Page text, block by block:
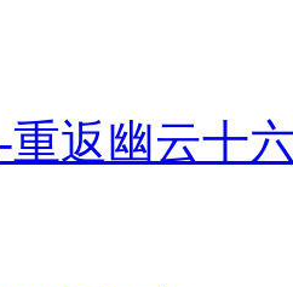
重返幽云十